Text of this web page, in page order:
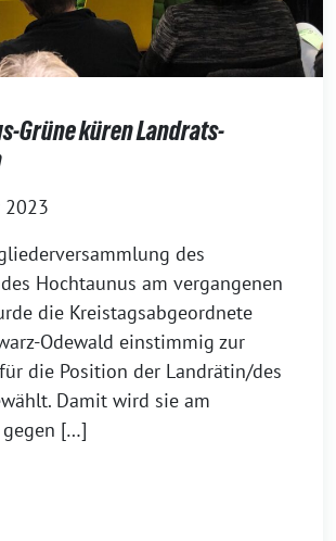
Grüne küren Landrats-
2023
des
Hochtaunus am vergangenen
die Kreistagsabgeordnete
Odewald einstimmig zur
die Position der Landrätin/des
Damit wird sie am
[…]